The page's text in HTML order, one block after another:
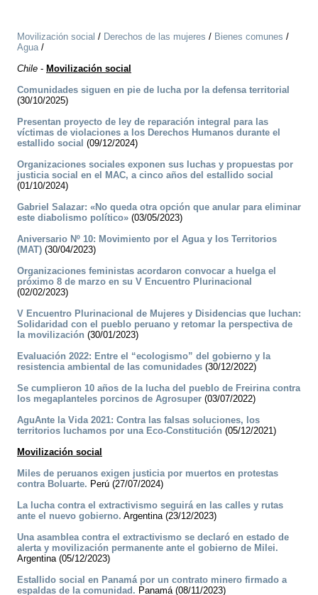
Movilización social / Derechos de las mujeres / Bienes comunes /
Agua/
Chile - Movilización social
Comunidades siguen en pie de lucha por la defensa territorial
(30/10/2025)
Presentan proyecto de ley de reparación integral para las
víctimas de violaciones a los Derechos Humanos durante el
estallido social (09/12/2024)
Organizaciones sociales exponen sus luchas y propuestas por
justicia social en el MAC, a cinco años del estallido social
(01/10/2024)
Gabriel Salazar: «No queda otra opción que anular para eliminar
este diabolismo político» (03/05/2023)
Aniversario Nº 10: Movimiento por el Agua y los Territorios
(MAT) (30/04/2023)
Organizaciones feministas acordaron convocar a huelga el
próximo 8 de marzo en su V Encuentro Plurinacional
(02/02/2023)
V Encuentro Plurinacional de Mujeres y Disidencias que luchan:
Solidaridad con el pueblo peruano y retomar la perspectiva de
la movilización (30/01/2023)
Evaluación 2022: Entre el “ecologismo” del gobierno y la
resistencia ambiental de las comunidades (30/12/2022)
Se cumplieron 10 años de la lucha del pueblo de Freirina contra
los megaplanteles porcinos de Agrosuper (03/07/2022)
AguAnte la Vida 2021: Contra las falsas soluciones, los
territorios luchamos por una Eco-Constitución (05/12/2021)
Movilización social
Miles de peruanos exigen justicia por muertos en protestas
contra Boluarte. Perú (27/07/2024)
La lucha contra el extractivismo seguirá en las calles y rutas
ante el nuevo gobierno. Argentina (23/12/2023)
Una asamblea contra el extractivismo se declaró en estado de
alerta y movilización permanente ante el gobierno de Milei.
Argentina (05/12/2023)
Estallido social en Panamá por un contrato minero firmado a
espaldas de la comunidad. Panamá (08/11/2023)